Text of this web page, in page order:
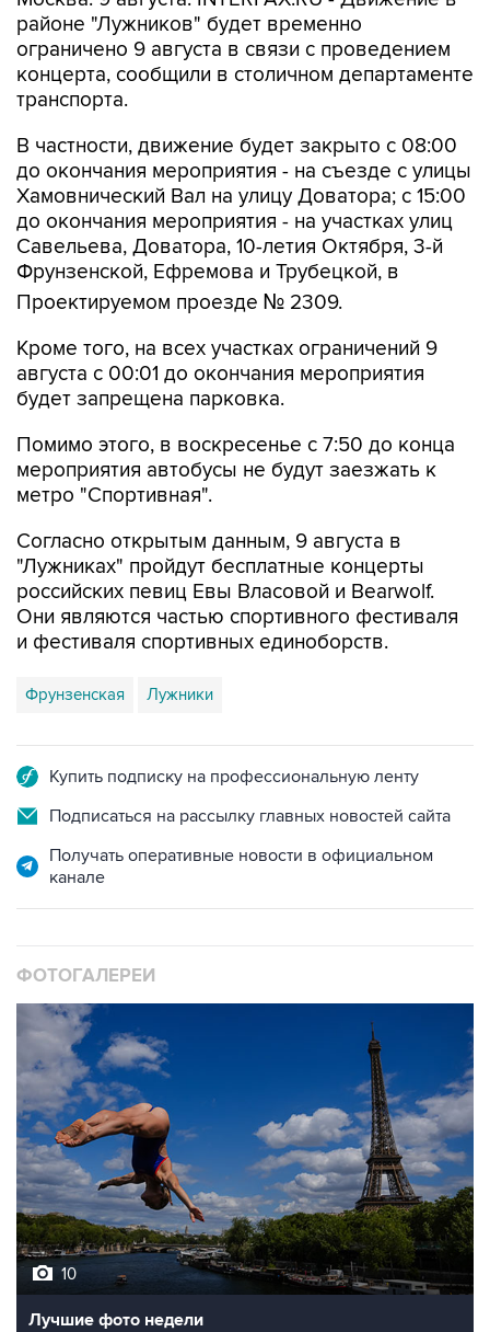
районе "Лужников" будет временно
ограничено 9 августа в связи с проведением
концерта, сообщили в столичном департаменте
транспорта.
В частности, движение будет закрыто с 08:00
до окончания мероприятия - на съезде с улицы
Хамовнический Вал на улицу Доватора; с 15:00
до окончания мероприятия - на участках улиц
Савельева, Доватора, 10-летия Октября, 3-й
Фрунзенской, Ефремова и Трубецкой, в
Проектируемом проезде № 2309.
Кроме того, на всех участках ограничений 9
августа с 00:01 до окончания мероприятия
будет запрещена парковка.
Помимо этого, в воскресенье с 7:50 до конца
мероприятия автобусы не будут заезжать к
метро "Спортивная".
Согласно открытым данным, 9 августа в
"Лужниках" пройдут бесплатные концерты
российских певиц Евы Власовой и Bearwolf.
Они являются частью спортивного фестиваля
и фестиваля спортивных единоборств.
Фрунзенская Лужники
Купить подписку на профессиональную ленту
Подписаться на рассылку главных новостей сайта
Получать оперативные новости в официальном
канале
ФОТОГАЛЕРЕИ
10
Лучшие фото недели